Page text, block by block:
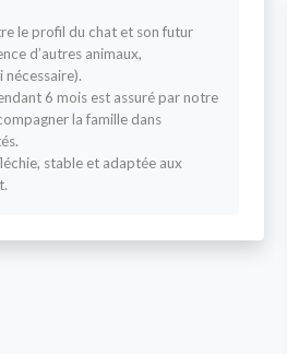
le profil du chat et son futur
d’autres animaux,
nécessaire).
6 mois est assuré par notre
la famille dans
stable et adaptée aux